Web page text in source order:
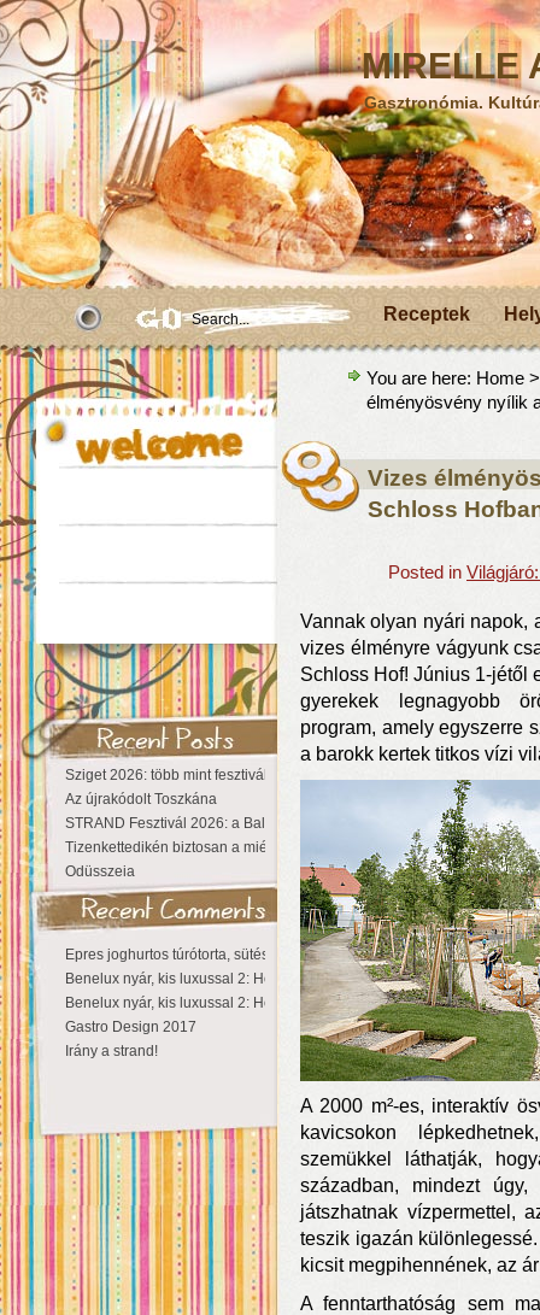
MIRELLE
Gasztronómia.
Receptek
Sziget 2026: több mint fesztivál, egy városnyi élmény
Az újrakódolt Toszkána
STRAND Fesztivál 2026: a Balaton partján a nyár még tart!
Tizenkettedikén biztosan a miénk a Sziget!
Odüsszeia
Epres joghurtos túrótorta, sütés nélkül
Benelux nyár, kis luxussal 2: Hollandia
Benelux nyár, kis luxussal 2: Hollandia
Gastro Design 2017
Irány a strand!
You are here: Home
élményösvény nyílik
Vizes
Schloss
Posted in
Vannak olyan nyári napok,
vizes élményre vágyunk
Schloss Hof! Június 1-jétől
gyerekek legnagyobb
program, amely egyszerre
a barokk kertek titkos vízi
A 2000 m²-es, interaktív
kavicsokon
szemükkel láthatják,
században, mindezt úgy,
játszhatnak vízpermettel,
teszik igazán
kicsit megpihennének, az
A fenntarthatóság sem